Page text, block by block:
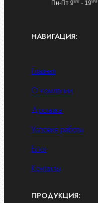
Пн-Пт 9 - 19
НАВИГАЦИЯ:
Главная
О компании
Доставка
Условия работы
Блог
Контакты
ПРОДУКЦИЯ: